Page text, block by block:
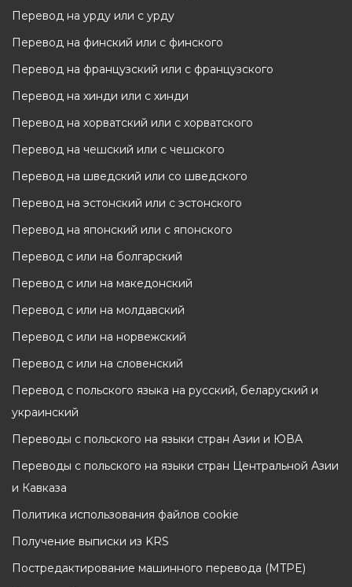
Перевод на урду или с урду
Перевод на финский или с финского
Перевод на французский или с французского
Перевод на хинди или с хинди
Перевод на хорватский или с хорватского
Перевод на чешский или с чешского
Перевод на шведский или со шведского
Перевод на эстонский или с эстонского
Перевод на японский или с японского
Перевод с или на болгарский
Перевод с или на македонский
Перевод с или на молдавский
Перевод с или на норвежский
Перевод с или на словенский
Перевод с польского языка на русский, беларуский и
украинский
Переводы с польского на языки стран Азии и ЮВА
Переводы с польского на языки стран Центральной Азии
и Кавказа
Политика использования файлов cookie
Получение выписки из KRS
Постредактирование машинного перевода (MTPE)